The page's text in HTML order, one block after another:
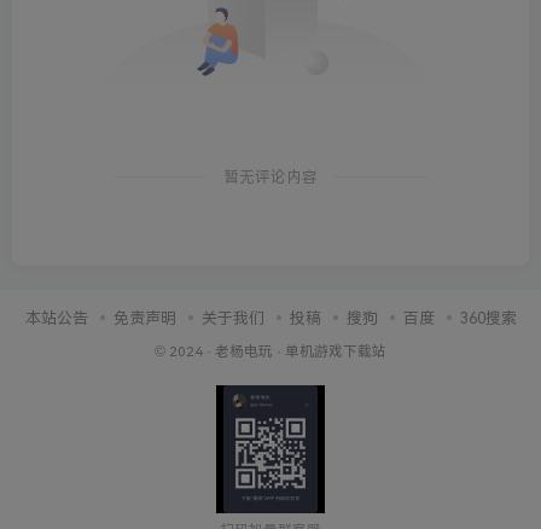
暂无评论内容
本站公告 免责声明 关于我们 投稿 搜狗 百度 360搜索
© 2024 · 老杨电玩 · 单机游戏下载站